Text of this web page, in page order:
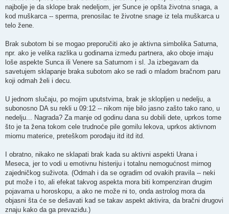
najbolje je da sklope brak nedeljom, jer Sunce je opšta životna snaga, a
kod muškarca -- sperma, prenosilac te životne snage iz tela muškarca u
telo žene.
Brak subotom bi se mogao preporučiti ako je aktivna simbolika Saturna,
npr. ako je velika razlika u godinama između partnera, ako oboje imaju
loše aspekte Sunca ili Venere sa Saturnom i sl. Ja izbegavam da
savetujem sklapanje braka subotom ako se radi o mladom bračnom paru
koji odmah želi i decu.
U jednom slučaju, po mojim uputstvima, brak je sklopljen u nedelju, a
subonosno DA su rekli u 09:12 -- nikom nije bilo jasno zašto tako rano, u
nedelju... Nagrada? Za manje od godinu dana su dobili dete, uprkos tome
što je ta žena tokom cele trudnoće pile gomilu lekova, uprkos aktivnom
miomu materice, preteškom porođaju itd itd itd.
I obratno, nikako ne sklapati brak kada su aktivni aspekti Urana i
Meseca, jer to vodi u emotivnu histeriju i totalnu nemogućnost mirnog
zajedničkog suživota. (Odmah i da se ogradim od ovakih pravila -- neki
put može i to, ali efekat takvog aspekta mora biti kompenziran drugim
pojavama u horoskopu, a ako ne može ni to, onda astrolog mora da
objasni šta će se dešavati kad se takav aspekt aktivira, da bračni drugovi
znaju kako da ga prevaziđu.)